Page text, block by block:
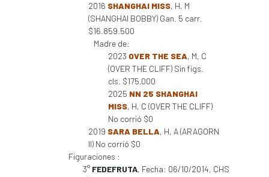
2016 SHANGHAI MISS, H, M
(SHANGHAI BOBBY) Gan. 5 carr.
$16.859.500
Madre de:
2023 OVER THE SEA, M, C
(OVER THE CLIFF) Sin figs.
cls. $175.000
2025 NN 25 SHANGHAI
MISS, H, C (OVER THE CLIFF)
No corrió $0
2019 SARA BELLA, H, A (ARAGORN
II) No corrió $0
Figuraciones :
3° FEDEFRUTA, Fecha: 06/10/2014, CHS